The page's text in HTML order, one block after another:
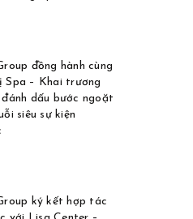
đồng hành cùng
Spa – Khai trương
đánh dấu bước ngoặt
siêu sự kiện
ký kết hợp tác